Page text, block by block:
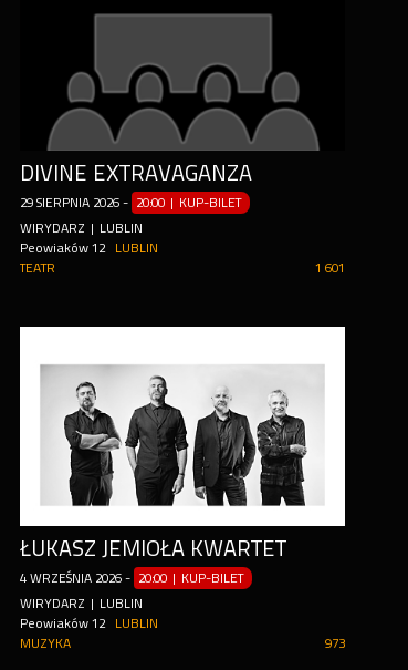
DIVINE EXTRAVAGANZA
29 SIERPNIA 2026 - 20:00 | KUP-BILET
WIRYDARZ | LUBLIN
Peowiaków 12
LUBLIN
1 601
TEATR
ŁUKASZ JEMIOŁA KWARTET
4 WRZEŚNIA 2026 - 20:00 | KUP-BILET
WIRYDARZ | LUBLIN
Peowiaków 12
LUBLIN
973
MUZYKA